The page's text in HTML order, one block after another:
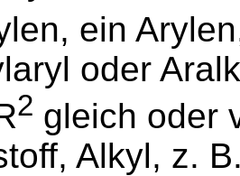
ein
oder
2 gleich oder
Alkyl, z.